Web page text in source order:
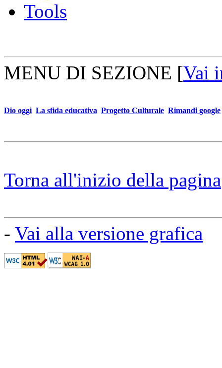
Tools
MENU DI SEZIONE [Vai
Dio oggi La sfida educativa Progetto Culturale Rimandi google
Torna all'inizio della pagina
- Vai alla versione grafica